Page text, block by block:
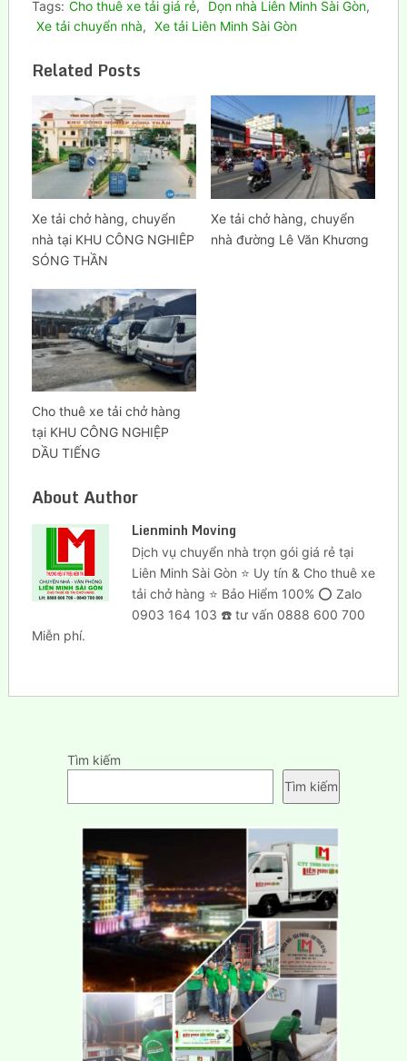
Tags: Cho thuê xe tải giá rẻ, Dọn nhà Liên Minh Sài Gòn,
Xe tải chuyển nhà, Xe tải Liên Minh Sài Gòn
Related Posts
Xe tải chở hàng, chuyển
nhà tại KHU CÔNG NGHIÊP
SÓNG THẦN
Xe tải chở hàng, chuyển
nhà đường Lê Văn Khương
Cho thuê xe tải chở hàng
tại KHU CÔNG NGHIỆP
DẦU TIẾNG
About Author
Lienminh Moving
Dịch vụ chuyển nhà trọn gói giá rẻ tại
Liên Minh Sài Gòn ⭐ Uy tín & Cho thuê xe
tải chở hàng ⭐ Bảo Hiểm 100% ⭕ Zalo
0903 164 103 ☎️ tư vấn 0888 600 700
Miễn phí.
Tìm kiếm
Tìm kiếm